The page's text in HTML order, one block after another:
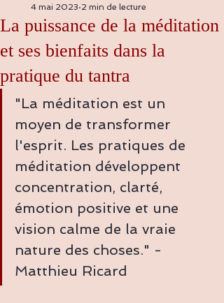
La puissance de la méditation
et ses bienfaits dans la
pratique du tantra
4 mai 2023 2 min de lecture
"La méditation est un
moyen de transformer
l'esprit. Les pratiques de
méditation développent
concentration, clarté,
émotion positive et une
vision calme de la vraie
nature des choses." -
Matthieu Ricard